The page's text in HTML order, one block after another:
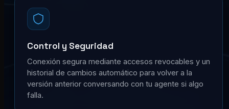
Control y Seguridad
Conexión segura mediante accesos revocables y un
historial de cambios automático para volver a la
versión anterior conversando con tu agente si algo
falla.